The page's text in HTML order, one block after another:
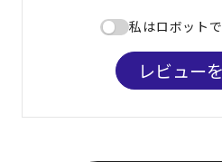
私はロボット
レビュー